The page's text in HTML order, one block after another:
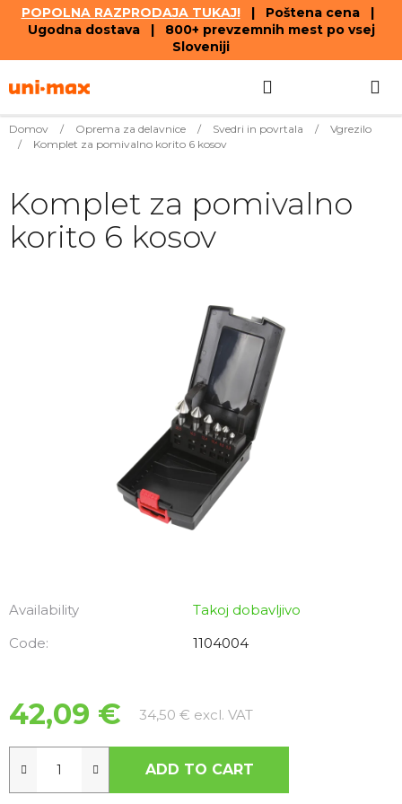
POPOLNA RAZPRODAJA TUKAJ!| Poštena cena |
Ugodna dostava | 800+ prevzemnih mest po vsej
Sloveniji
to
Domov / Oprema za delavnice / Svedri in povrtala /
Vgrezilo
/
Komplet za pomivalno korito 6 kosov
Availability
Takoj dobavljivo
Code:
1104004
42,09 € 34,50 € excl. VATMeasure price:
ADD TO CART
Komplet za pomivalno
korito 6 kosov